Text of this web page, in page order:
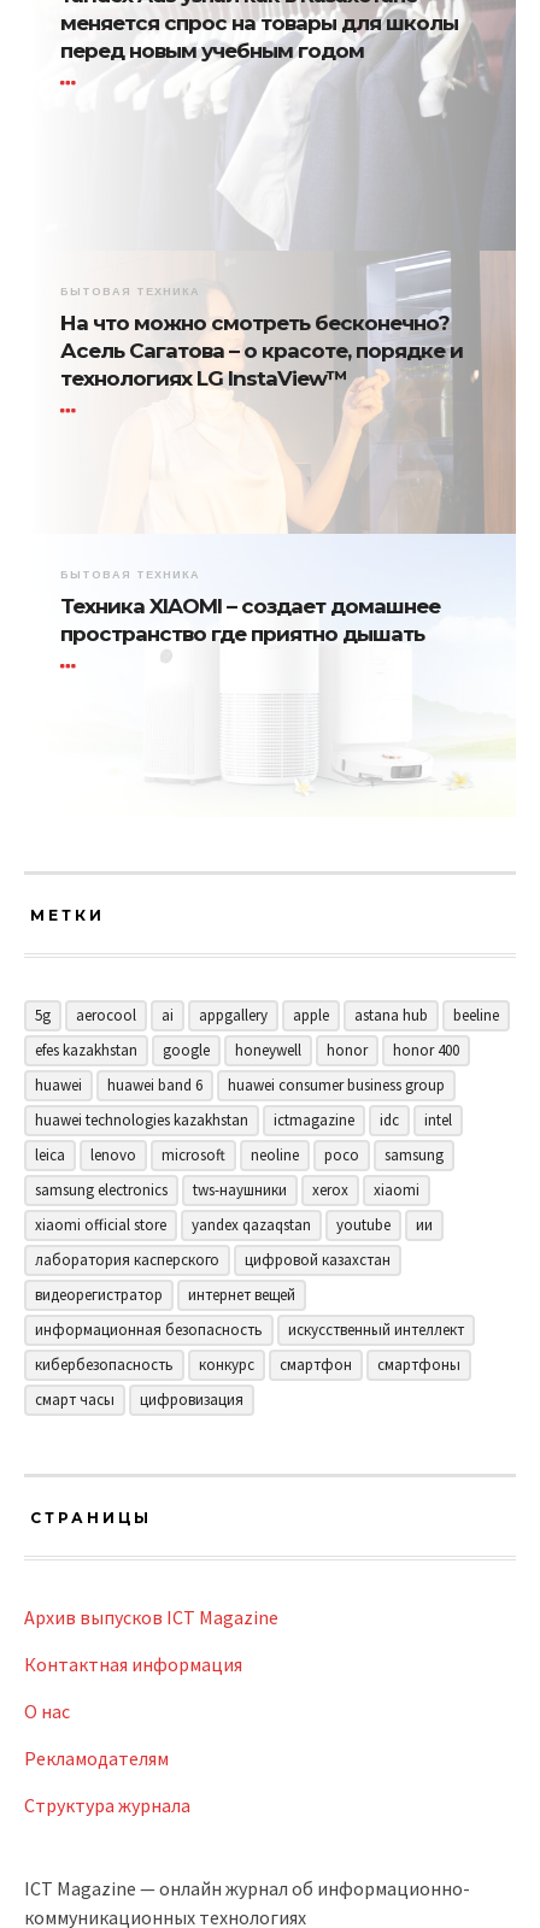
меняется спрос на товары для школы
перед новым учебным годом
БЫТОВАЯ ТЕХНИКА
На что можно смотреть бесконечно?
Асель Сагатова – о красоте, порядке и
технологиях LG InstaView™
БЫТОВАЯ ТЕХНИКА
Техника XIAOMI – создает домашнее
пространство где приятно дышать
МЕТКИ
5g aerocool ai appgallery apple astana hub
beeline
efes kazakhstan
google honeywell honor
honor 400
huawei
huawei band 6
huawei consumer business group
huawei technologies kazakhstan
ictmagazine idc
intel
leica
lenovo microsoft neoline poco
samsung
samsung electronics
tws-наушники xerox
xiaomi
xiaomi official store
yandex qazaqstan youtube
ии
лаборатория касперского
цифровой казахстан
видеорегистратор
интернет вещей
информационная безопасность
искусственный интеллект
кибербезопасность
конкурс смартфон
смартфоны
смарт часы
цифровизация
СТРАНИЦЫ
Архив выпусков ICT Magazine
Контактная информация
О нас
Рекламодателям
Структура журнала
ICT Magazine — онлайн журнал об информационно-
коммуникационных технологиях